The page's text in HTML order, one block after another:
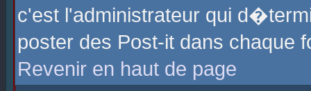
c'est l'administrateur qui
poster des Post-it dans chaque
Revenir en haut de page